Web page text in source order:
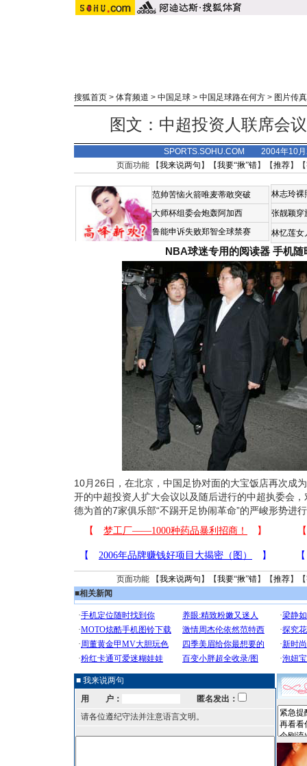
搜狐首页 > 体育频道 > 中国足球 > 中国足球路在何方 > 图片传真
图文：中超投资人联席会
SPORTS.SOHU.COM 2004年10
页面功能 【我来说两句 】【我要“揪”错】【推荐】
范帅苦恼火箭唯麦蒂敢突破
大师杯组委会炮轰阿加西
鲁能申诉失败郑智全球禁赛
林志玲裸
张靓颖穿
林忆莲女
NBA球迷专用的阅读器 手机随
10月26日，在北京，中国足协对面的大宝饭店再次成
开的中超投资人扩大会议以及随后进行的中超执委会
德为首的7家俱乐部“不踢开足协闹革命”的严峻形势进
页面功能 【我来说两句 】【我要“揪”错】【推荐】
■相关新闻
■ 我来说两句
用 户：
匿名发出：
请各位遵纪守法并注意语言文明。